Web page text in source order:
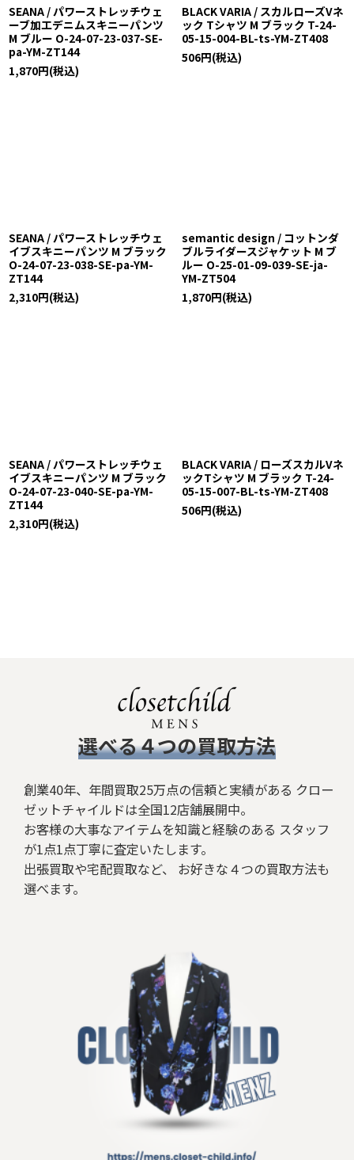
SEANA / パワーストレッチウェ
ーブ加工デニムスキニーパンツ
M ブルー O-24-07-23-037-SE-
pa-YM-ZT144
1,870円(税込)
BLACK VARIA / スカルローズVネ
ック Tシャツ M ブラック T-24-
05-15-004-BL-ts-YM-ZT408
506円(税込)
SEANA / パワーストレッチウェ
イブスキニーパンツ M ブラック
O-24-07-23-038-SE-pa-YM-
ZT144
2,310円(税込)
semantic design / コットンダ
ブルライダースジャケット M ブ
ルー O-25-01-09-039-SE-ja-
YM-ZT504
1,870円(税込)
SEANA / パワーストレッチウェ
イブスキニーパンツ M ブラック
O-24-07-23-040-SE-pa-YM-
ZT144
2,310円(税込)
BLACK VARIA / ローズスカルVネ
ックTシャツ M ブラック T-24-
05-15-007-BL-ts-YM-ZT408
506円(税込)
​選べる４つの買取方法
創業40年、年間買取25万点の信頼と実績がある クロー
ゼットチャイルドは全国12店舗展開中。
お客様の大事なアイテムを知識と経験のある スタッフ
が1点1点丁寧に査定いたします。
出張買取や宅配買取など、 お好きな４つの買取方法も
選べます。